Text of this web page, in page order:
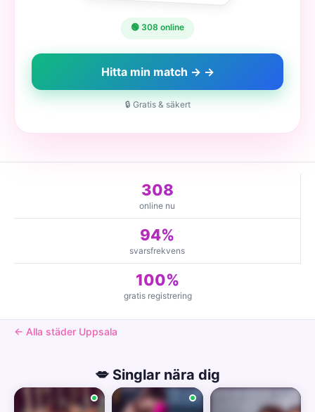
🟢 308 online
Hitta min match → →
🔒 Gratis & säkert
308
online nu
94%
svarsfrekvens
100%
gratis registrering
← Alla städer Uppsala
💋 Singlar nära dig